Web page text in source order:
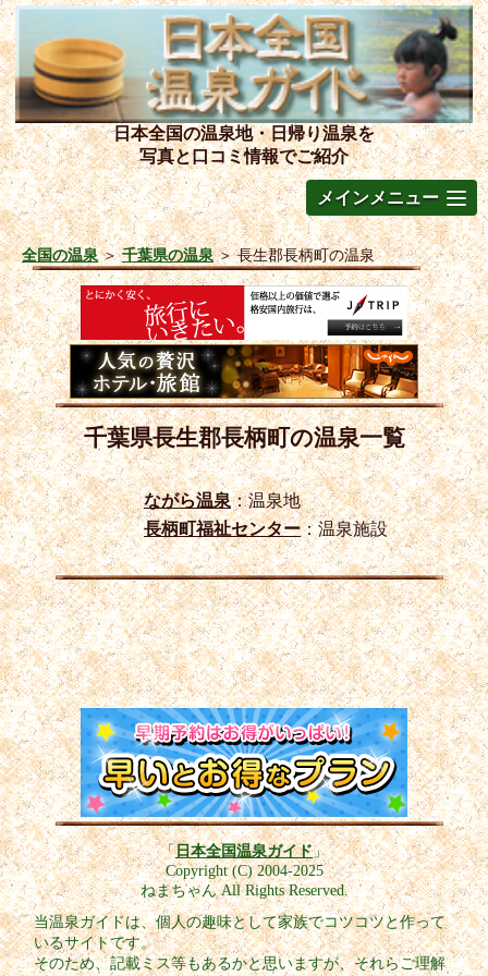
日本全国の温泉地・日帰り温泉を
写真と口コミ情報でご紹介
メインメニュー
全国の温泉＞千葉県の温泉＞長生郡長柄町の温泉
千葉県長生郡長柄町の温泉一覧
ながら温泉：温泉地
長柄町福祉センター：温泉施設
「日本全国温泉ガイド」
Copyright (C) 2004-2025
ねまちゃん All Rights Reserved.
当温泉ガイドは、個人の趣味として家族でコツコツと作って
いるサイトです。
そのため、記載ミス等もあるかと思いますが、それらご理解